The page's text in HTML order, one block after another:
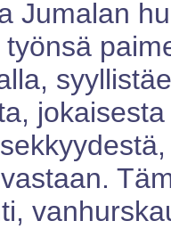
Jumalan